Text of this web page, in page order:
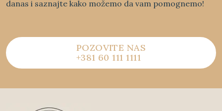
danas i saznajte kako možemo da vam pomognemo!
POZOVITE NAS
+381 60 111 1111